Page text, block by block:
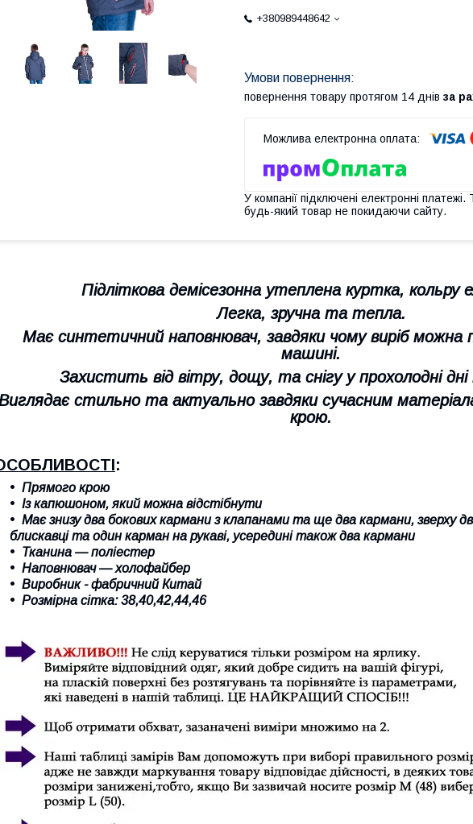
+380989448642
повернення товару протягом 14 днів за
У компанії підключені електронні
будь-який товар не покидаючи сайту.
Підліткова демісезонна утеплена куртка, кольру
Легка, зручна та тепла.
Має синтетичний наповнювач, завдяки чому виріб можна
машині.
Захистить від вітру, дощу, та снігу у прохолодні дні
стильно та актуально завдяки сучасним
крою.
:
Прямого крою
Із капюшоном, який можна відстібнути
Має знизу два бокових кармани з клапанами та ще два кармани, зверху
блискавці та один карман на рукаві, усередині також два кармани
Тканина — поліестер
Наповнювач — холофайбер
Виробник - фабричний Китай
Розмірна сітка: 38,40,42,44,46